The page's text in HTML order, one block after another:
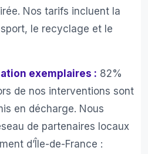
Nos tarifs incluent la
le recyclage et le
exemplaires : 82%
de nos interventions sont
en décharge. Nous
de partenaires locaux
d’Île-de-France :